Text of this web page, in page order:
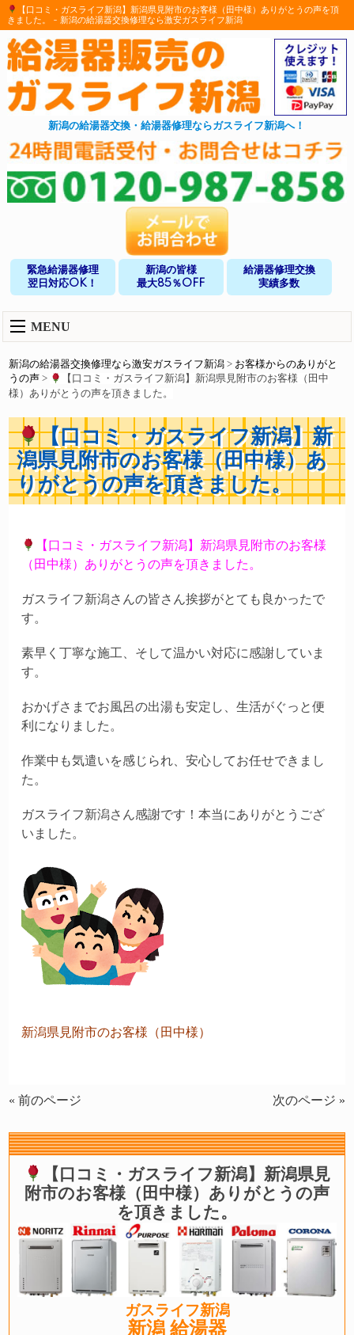
【口コミ・ガスライフ新潟】新潟県見附市のお客様（田中様）ありがとうの声を頂
きました。 - 新潟の給湯器交換修理なら激安ガスライフ新潟
新潟の給湯器交換・給湯器修理ならガスライフ新潟へ！
緊急給湯器修理
翌日対応OK！
新潟の皆様
最大85％OFF
給湯器修理交換
実績多数
MENU
新潟の給湯器交換修理なら激安ガスライフ新潟 > お客様からのありがと
うの声 >
【口コミ・ガスライフ新潟】新潟県見附市のお客様（田中
様）ありがとうの声を頂きました。
【口コミ・ガスライフ新潟】新
潟県見附市のお客様（田中様）あ
りがとうの声を頂きました。
【口コミ・ガスライフ新潟】新潟県見附市のお客様
（田中様）ありがとうの声を頂きました。
ガスライフ新潟さんの皆さん挨拶がとても良かったで
す。
素早く丁寧な施工、そして温かい対応に感謝していま
す。
おかげさまでお風呂の出湯も安定し、生活がぐっと便
利になりました。
作業中も気遣いを感じられ、安心してお任せできまし
た。
ガスライフ新潟さん感謝です！本当にありがとうござ
いました。
新潟県見附市のお客様（田中様）
« 前のページ 次のページ »
【口コミ・ガスライフ新潟】新潟県見
附市のお客様（田中様）ありがとうの声
を頂きました。
ガスライフ新潟
新潟 給湯器